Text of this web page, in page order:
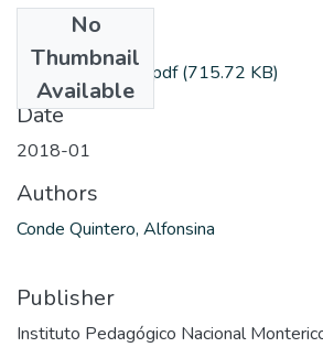
No
Thumbnail
Available
condeq_alfonsina.pdf(715.72 KB)
Date
2018-01
Authors
Conde Quintero, Alfonsina
Publisher
Instituto Pedagógico Nacional